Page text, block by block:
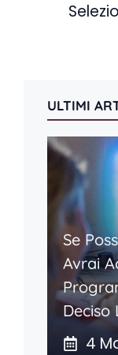
ULTIMI
Se
Avrai
Deciso
4